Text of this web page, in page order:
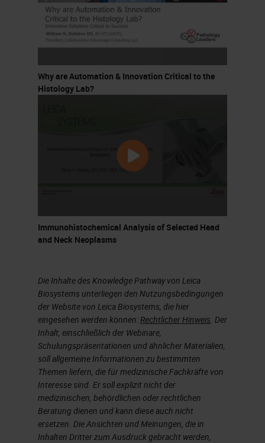
Why are Automation & Innovation Critical to the
Histology Lab?
Immunohistochemical Analysis of Selected Head
and Neck Neoplasms
Die Inhalte des Knowledge Pathway von Leica
Biosystems unterliegen den Nutzungsbedingungen
der Website von Leica Biosystems, die hier
eingesehen werden können:Rechtlicher Hinweis. Der
Inhalt, einschließlich der Webinare,
Schulungspräsentationen und ähnlicher Materialien,
soll allgemeine Informationen zu bestimmten
Themen liefern, die für medizinische Fachkräfte von
Interesse sind. Er soll explizit nicht der
medizinischen, behördlichen oder rechtlichen
Beratung dienen und kann diese auch nicht
ersetzen. Die Ansichten und Meinungen, die in
Inhalten Dritter zum Ausdruck gebracht werden,